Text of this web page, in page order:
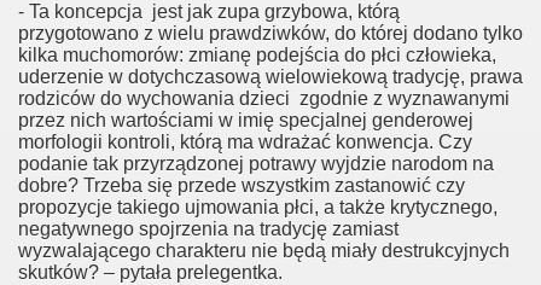
- Ta koncepcja jest jak zupa grzybowa, którą
przygotowano z wielu prawdziwków, do której dodano tylko
kilka muchomorów: zmianę podejścia do płci człowieka,
uderzenie w dotychczasową wielowiekową tradycję, prawa
rodziców do wychowania dzieci zgodnie z wyznawanymi
przez nich wartościami w imię specjalnej genderowej
morfologii kontroli, którą ma wdrażać konwencja. Czy
podanie tak przyrządzonej potrawy wyjdzie narodom na
dobre? Trzeba się przede wszystkim zastanowić czy
propozycje takiego ujmowania płci, a także krytycznego,
negatywnego spojrzenia na tradycję zamiast
wyzwalającego charakteru nie będą miały destrukcyjnych
skutków? – pytała prelegentka.